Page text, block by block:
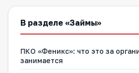
В разделе «Займы»
ПКО «Феникс»: что это за
занимается